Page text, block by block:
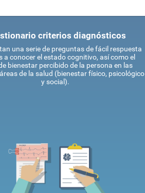
criterios diagnósticos
una serie de preguntas de fácil respuesta
a conocer el estado cognitivo, así como el
bienestar percibido de la persona en las
de la salud (bienestar físico, psicológico
y social).